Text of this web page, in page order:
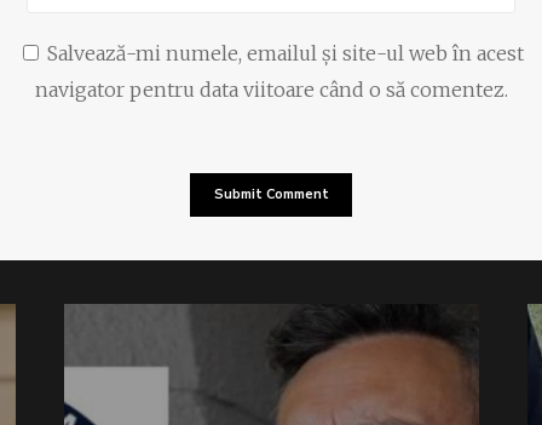
Salvează-mi numele, emailul și site-ul web în acest
navigator pentru data viitoare când o să comentez.